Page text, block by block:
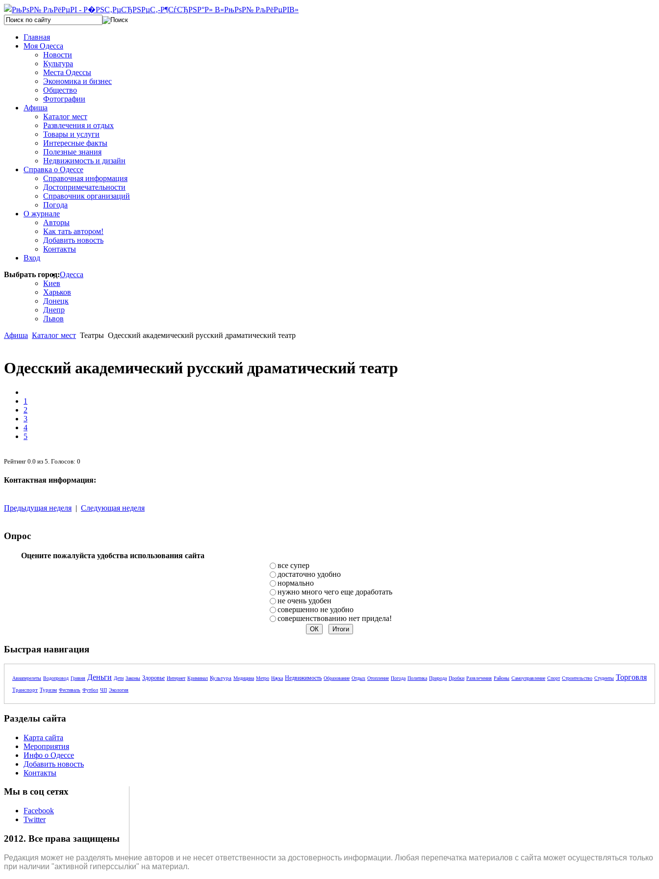
Главная
Моя Одесса
Новости
Культура
Места Одессы
Экономика и бизнес
Общество
Фотографии
Афиша
Каталог мест
Развлечения и отдых
Товары и услуги
Интересные факты
Полезные знания
Недвижимость и дизайн
Справка о Одессе
Справочная информация
Достопримечательности
Справочник организаций
Погода
О журнале
Авторы
Как тать автором!
Добавить новость
Контакты
Вход
Выбрать город:Одесса
Киев
Харьков
Донецк
Днепр
Львов
Афиша Каталог мест Театры Одесский академический русский драматический театр
Одесский академический русский драматический театр
1
2
3
4
5
Рейтинг 0.0 из 5 . Голосов: 0
Контактная информация:
Предыдущая неделя | Следующая неделя
Опрос
Оцените пожалуйста удобства использования сайта
все супер
достаточно удобно
нормально
нужно много чего еще доработать
не очень удобен
совершенно не удобно
совершенствованию нет придела!
Быстрая навигация
Авиаперелеты Водопровод Гривня Деньги Дети Законы Здоровье Интернет Криминал Культура Медицина Метро Наука Недвижимость Образование Отдых Отопление Погода Политика Природа Пробки Развлечения Районы Самоуправление Спорт Строительство Студенты Торговля
Транспорт Туризм Фестиваль Футбол ЧП Экология
Разделы сайта
Карта сайта
Мероприятия
Инфо о Одессе
Добавить новость
Контакты
Мы в соц сетях
Facebook
Twitter
2012. Все права защищены
Редакция может не разделять мнение авторов и не несет ответственности за достоверность информации. Любая перепечатка материалов с сайта может осуществляться только
при наличии "активной гиперссылки" на материал.